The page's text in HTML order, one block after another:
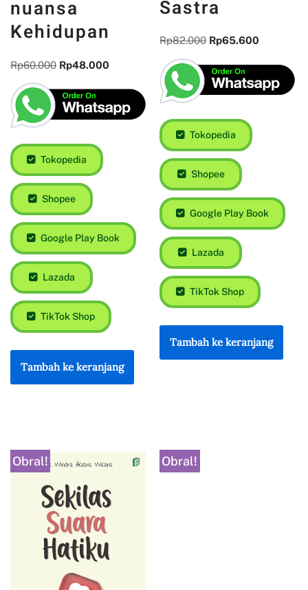
nuansa
Kehidupan
Rp60.000 Rp48.000
Tokopedia
Shopee
Google Play Book
Lazada
TikTok Shop
Tambah ke keranjang
Sastra
Rp82.000 Rp65.600
Tokopedia
Shopee
Google Play Book
Lazada
TikTok Shop
Tambah ke keranjang
Obral! Obral!